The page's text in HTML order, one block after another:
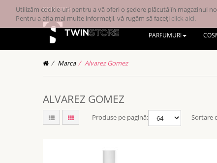
RONRON
PARFUMURI
Marca Alvarez Gomez
ALVAREZ GOMEZ
Sortare
Produse pe pagină:
Utilizăm cookie-uri pentru a vă oferi o ședere plăcută în magazinul
Pentru a afla mai multe informații, vă rugăm să faceți click aici.